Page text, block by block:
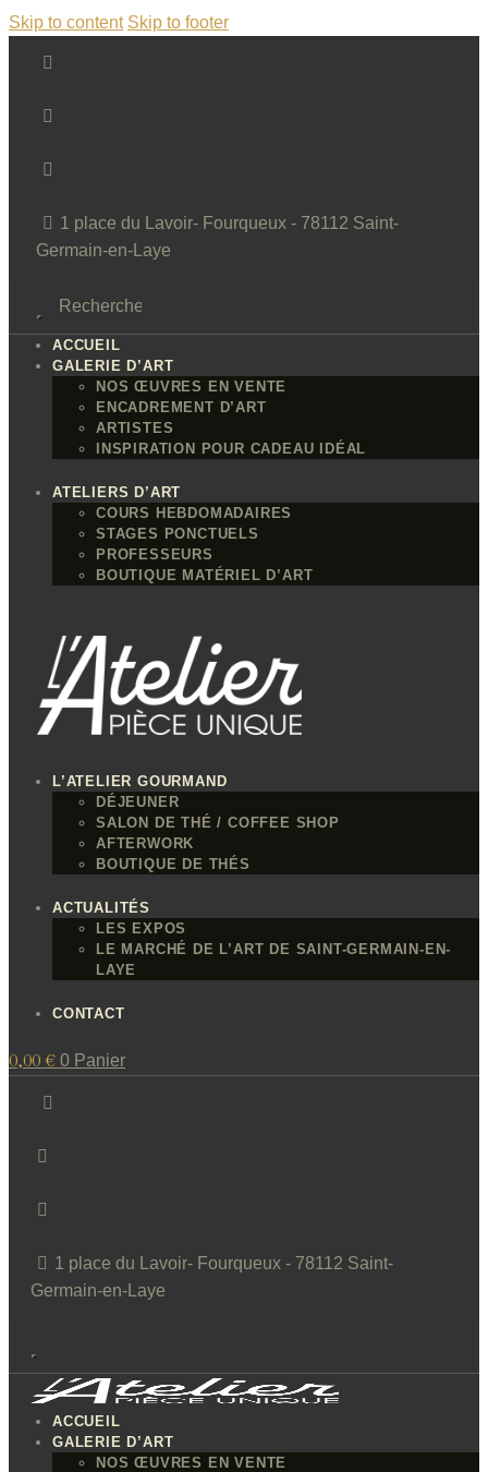
Skip to content Skip to footer
1 place du Lavoir- Fourqueux - 78112 Saint-
Germain-en-Laye
ACCUEIL
GALERIE D’ART
NOS ŒUVRES EN VENTE
ENCADREMENT D’ART
ARTISTES
INSPIRATION POUR CADEAU IDÉAL
ATELIERS D’ART
COURS HEBDOMADAIRES
STAGES PONCTUELS
PROFESSEURS
BOUTIQUE MATÉRIEL D’ART
L’ATELIER GOURMAND
DÉJEUNER
SALON DE THÉ / COFFEE SHOP
AFTERWORK
BOUTIQUE DE THÉS
ACTUALITÉS
LES EXPOS
LE MARCHÉ DE L’ART DE SAINT-GERMAIN-EN-
LAYE
CONTACT
0,00€ 0 Panier
1 place du Lavoir- Fourqueux - 78112 Saint-
Germain-en-Laye
ACCUEIL
GALERIE D’ART
NOS ŒUVRES EN VENTE